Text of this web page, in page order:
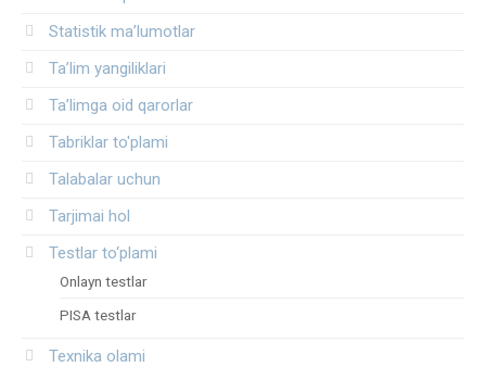
Statistik ma’lumotlar
Ta’lim yangiliklari
Ta’limga oid qarorlar
Tabriklar to'plami
Talabalar uchun
Tarjimai hol
Testlar to‘plami
Onlayn testlar
PISA testlar
Texnika olami